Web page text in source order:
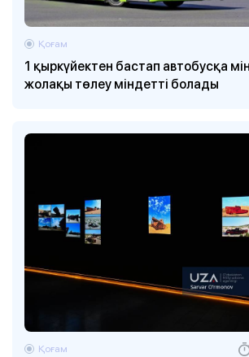
1 қыркүйектен бастап автобусқа
жолақы төлеу міндетті болады
Қоғам
Қоғам